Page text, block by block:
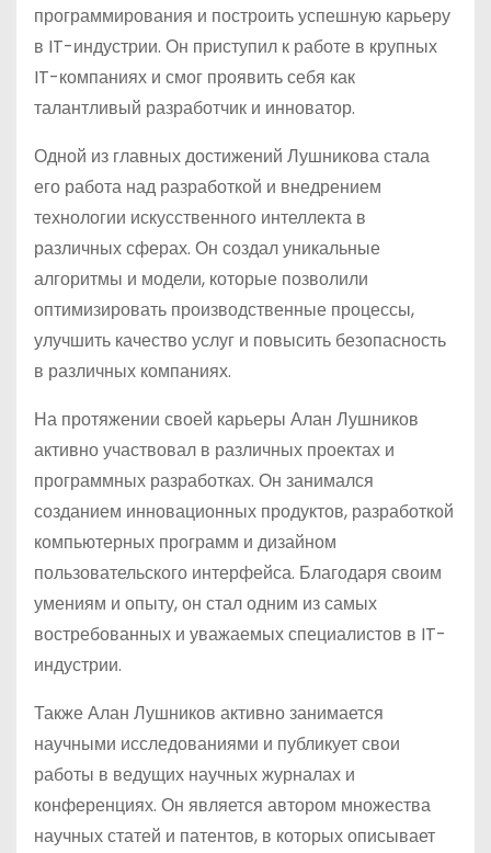
программирования и построить успешную карьеру
в IT-индустрии. Он приступил к работе в крупных
IT-компаниях и смог проявить себя как
талантливый разработчик и инноватор.
Одной из главных достижений Лушникова стала
его работа над разработкой и внедрением
технологии искусственного интеллекта в
различных сферах. Он создал уникальные
алгоритмы и модели, которые позволили
оптимизировать производственные процессы,
улучшить качество услуг и повысить безопасность
в различных компаниях.
На протяжении своей карьеры Алан Лушников
активно участвовал в различных проектах и
программных разработках. Он занимался
созданием инновационных продуктов, разработкой
компьютерных программ и дизайном
пользовательского интерфейса. Благодаря своим
умениям и опыту, он стал одним из самых
востребованных и уважаемых специалистов в IT-
индустрии.
Также Алан Лушников активно занимается
научными исследованиями и публикует свои
работы в ведущих научных журналах и
конференциях. Он является автором множества
научных статей и патентов, в которых описывает